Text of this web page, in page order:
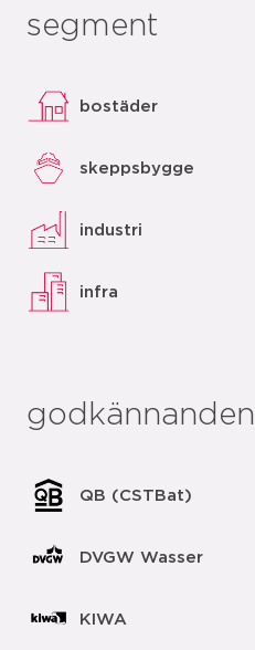
segment
bostäder
skeppsbygge
industri
infra
godkännanden
QB (CSTBat)
DVGW Wasser
KIWA